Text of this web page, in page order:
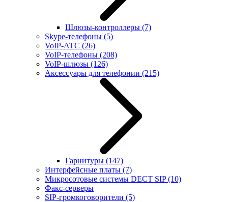
Шлюзы-контроллеры (7)
Skype-телефоны (5)
VoIP-АТС (26)
VoIP-телефоны (208)
VoIP-шлюзы (126)
Аксессуары для телефонии (215)
Гарнитуры (147)
Интерфейсные платы (7)
Микросотовые системы DECT SIP(10)
Факс-серверы
SIP-громкоговорители (5)